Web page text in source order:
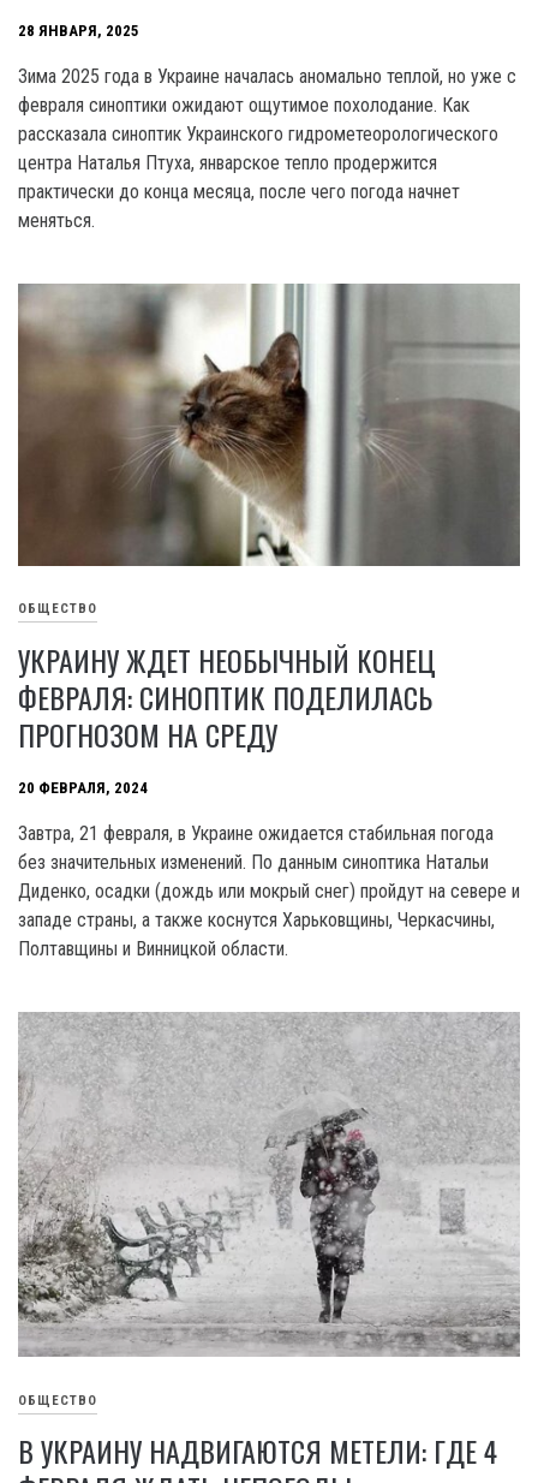
28 ЯНВАРЯ, 2025
Зима 2025 года в Украине началась аномально теплой, но уже с
февраля синоптики ожидают ощутимое похолодание. Как
рассказала синоптик Украинского гидрометеорологического
центра Наталья Птуха, январское тепло продержится
практически до конца месяца, после чего погода начнет
меняться.
ОБЩЕСТВО
УКРАИНУ ЖДЕТ НЕОБЫЧНЫЙ КОНЕЦ
ФЕВРАЛЯ: СИНОПТИК ПОДЕЛИЛАСЬ
ПРОГНОЗОМ НА СРЕДУ
20 ФЕВРАЛЯ, 2024
Завтра, 21 февраля, в Украине ожидается стабильная погода
без значительных изменений. По данным синоптика Натальи
Диденко, осадки (дождь или мокрый снег) пройдут на севере и
западе страны, а также коснутся Харьковщины, Черкасчины,
Полтавщины и Винницкой области.
ОБЩЕСТВО
В УКРАИНУ НАДВИГАЮТСЯ МЕТЕЛИ: ГДЕ 4